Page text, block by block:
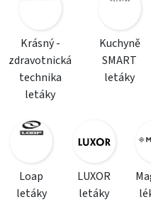
Krásný -
zdravotnická
technika
letáky
Kuchyně
SMART
letáky
Loap
letáky
LUXOR
letáky